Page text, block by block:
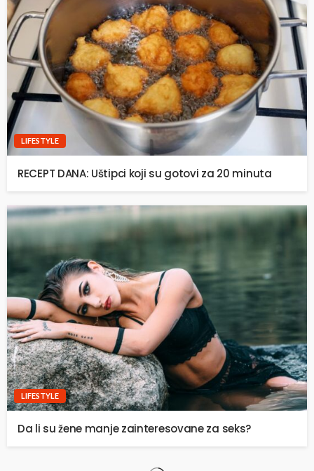
LIFESTYLE
RECEPT DANA: Uštipci koji su gotovi za 20 minuta
LIFESTYLE
Da li su žene manje zainteresovane za seks?